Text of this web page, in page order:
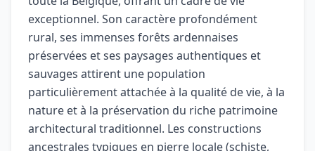
exceptionnel. Son caractère profondément
rural, ses immenses forêts ardennaises
préservées et ses paysages authentiques et
sauvages attirent une population
particulièrement attachée à la qualité de vie, à la
nature et à la préservation du riche patrimoine
architectural traditionnel. Les constructions
ancestrales typiques en pierre locale (schiste,